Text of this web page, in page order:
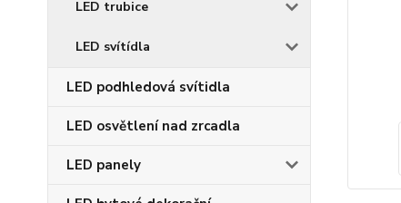
LED trubice
LED svítídla
LED podhledová svítidla
LED osvětlení nad zrcadla
LED panely